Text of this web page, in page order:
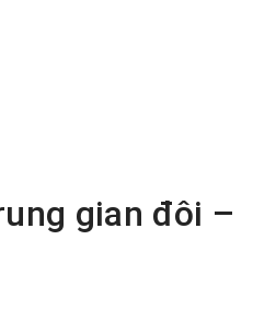
gian đôi –